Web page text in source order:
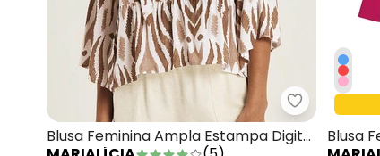
Marialícia -
Blusa Feminina Ampla Estampa Digital
Blusa